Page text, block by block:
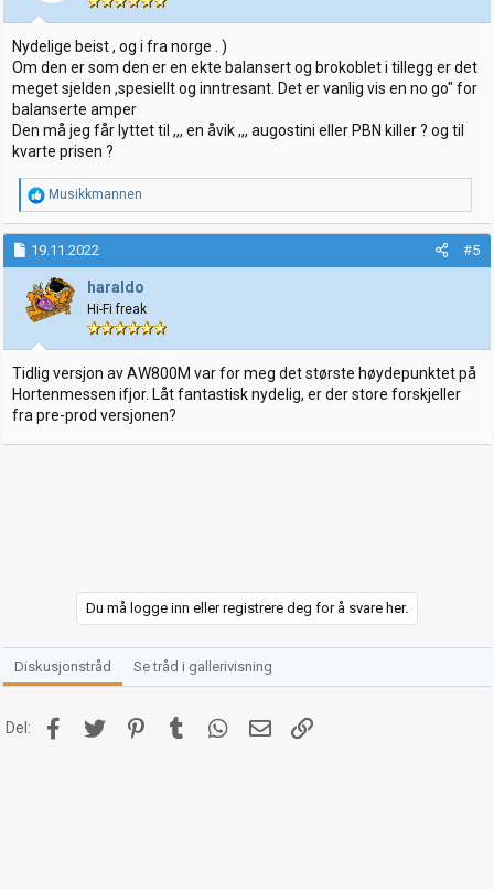
r
:
Nydelige beist , og i fra norge . )
Om den er som den er en ekte balansert og brokoblet i tillegg er det
meget sjelden ,spesiellt og inntresant. Det er vanlig vis en no go" for
balanserte amper
Den må jeg får lyttet til ,,, en åvik ,,, augostini eller PBN killer ? og til
kvarte prisen ?
R
e
a
k
s
j
o
n
r
:
Musikkmannen
19.11.2022 #5
haraldo
Hi-Fi freak
Tidlig versjon av AW800M var for meg det største høydepunktet på
Hortenmessen ifjor. Låt fantastisk nydelig, er der store forskjeller
fra pre-prod versjonen?
Du må logge inn eller registrere deg for å svare her.
Diskusjonstråd Se tråd i gallerivisning
Del: Facebook
Twitter PinterestTumblr WhatsApp
E-postLink